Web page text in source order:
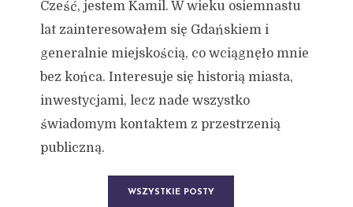
Cześć, jestem Kamil. W wieku osiemnastu
lat zainteresowałem się Gdańskiem i
generalnie miejskością, co wciągnęło mnie
bez końca. Interesuje się historią miasta,
inwestycjami, lecz nade wszystko
świadomym kontaktem z przestrzenią
publiczną.
WSZYSTKIE POSTY